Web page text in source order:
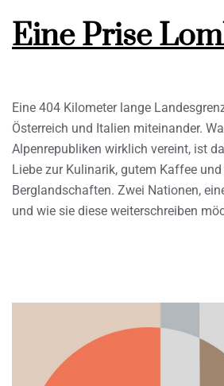
Eine Prise
Eine 404 Kilometer lange
Österreich und Italien miteinander.
Alpenrepubliken wirklich vereint, ist
Liebe zur Kulinarik, gutem Kaffee
Berglandschaften. Zwei Nationen,
und wie sie diese weiterschreiben